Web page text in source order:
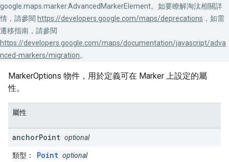
google.maps.marker.AdvancedMarkerElement。如要瞭解淘汰相關詳
情，請參閱 https://developers.google.com/maps/deprecations ，如需
遷移指南，請參閱
https://developers.google.com/maps/documentation/javascript/adva
nced-markers/migration。
MarkerOptions 物件，用於定義可在 Marker 上設定的屬
性。
屬性
anchorPoint optional
類型： Point optional